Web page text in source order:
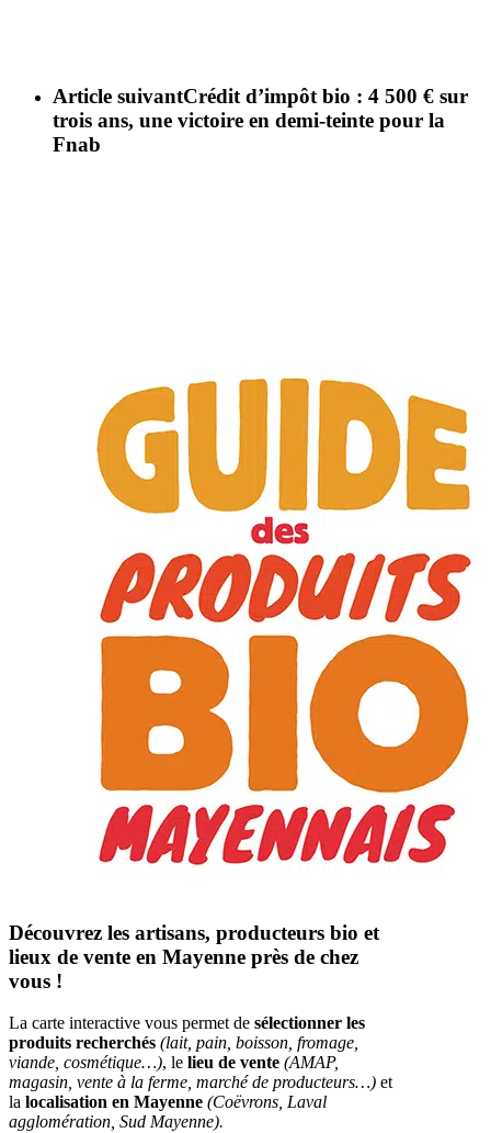
Article suivantCrédit d’impôt bio : 4 500 € sur
trois ans, une victoire en demi-teinte pour la
Fnab
Découvrez les artisans, producteurs bio et
lieux de vente en Mayenne près de chez
vous !
La carte interactive vous permet de sélectionner les
produits recherchés (lait, pain, boisson, fromage,
viande, cosmétique…), le lieu de vente (AMAP,
magasin, vente à la ferme, marché de producteurs…) et
la localisation en Mayenne (Coëvrons, Laval
agglomération, Sud Mayenne).